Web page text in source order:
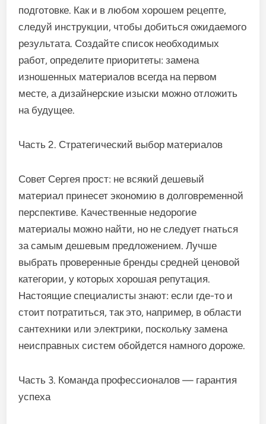
подготовке. Как и в любом хорошем рецепте,
следуй инструкции, чтобы добиться ожидаемого
результата. Создайте список необходимых
работ, определите приоритеты: замена
изношенных материалов всегда на первом
месте, а дизайнерские изыски можно отложить
на будущее.
Часть 2. Стратегический выбор материалов
Совет Сергея прост: не всякий дешевый
материал принесет экономию в долговременной
перспективе. Качественные недорогие
материалы можно найти, но не следует гнаться
за самым дешевым предложением. Лучше
выбрать проверенные бренды средней ценовой
категории, у которых хорошая репутация.
Настоящие специалисты знают: если где-то и
стоит потратиться, так это, например, в области
сантехники или электрики, поскольку замена
неисправных систем обойдется намного дороже.
Часть 3. Команда профессионалов — гарантия
успеха